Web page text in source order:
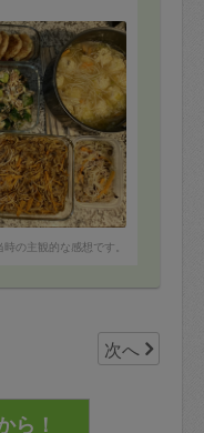
ていました。
の所要時間や目印
います。
思います。
れた思いますが、
またお料理で焦げ
。
良いと思います。
ティシエ経験のあ
タスカジさんで
ことで、ご自宅で
の年齢が近く、お
いただき、豊富な
しかったです。
らいあって、子供
をいただいた後、
てもふわふわで美
にも良いので助か
ただき、野菜の下
野菜を数種類使
ったです。
の主観的な感想です。
次へ